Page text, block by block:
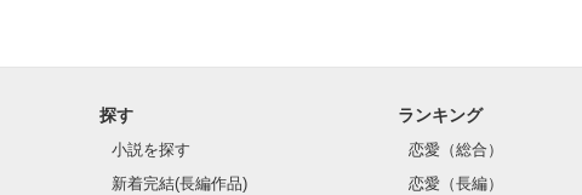
探す
小説を探す
新着完結(長編作品)
ランキング
恋愛（総合）
恋愛（長編）